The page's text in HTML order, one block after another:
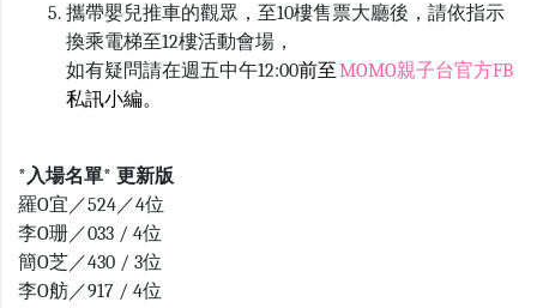
攜帶嬰兒推車的觀眾，至10樓售票大廳後，請依指示
換乘電梯至12樓活動會場，
如有疑問請在週五中午12:00前至MOMO親子台官方FB
私訊小編。
*入場名單* 更新版
羅O宜／524／4位
李O珊／033 / 4位
簡O芝／430 / 3位
李O舫／917 / 4位